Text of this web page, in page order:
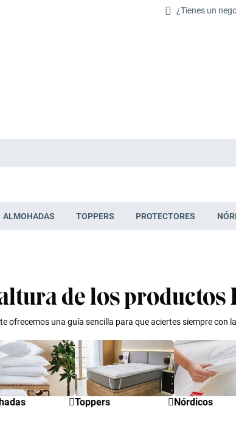
¿Tienes un
ALMOHADAS TOPPERS PROTECTORES
de los
ofrecemos una guía sencilla para que aciertes siempre con
Toppers Nórdicos